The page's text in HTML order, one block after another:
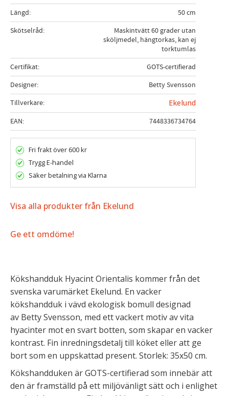
Längd
50 cm
Skötselråd
Maskintvätt 60 grader utan
sköljmedel, hängtorkas, kan ej
torktumlas
Certifikat
GOTS-certifierad
Designer
Betty Svensson
Tillverkare
Ekelund
EAN
7448336734764
Fri frakt över 600 kr
Trygg E-handel
Säker betalning via Klarna
Visa alla produkter från Ekelund
Ge ett omdöme!
Kökshandduk Hyacint Orientalis kommer från det
svenska varumärket Ekelund. En vacker
kökshandduk i vävd ekologisk bomull designad
av Betty Svensson, med ett vackert motiv av vita
hyacinter mot en svart botten, som skapar en vacker
kontrast. Fin inredningsdetalj till köket eller att ge
bort som en uppskattad present. Storlek: 35x50 cm.
Kökshandduken är GOTS-certifierad som innebär att
den är framställd på ett miljövänligt sätt och i enlighet